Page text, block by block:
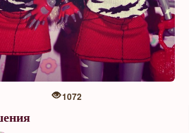
1072